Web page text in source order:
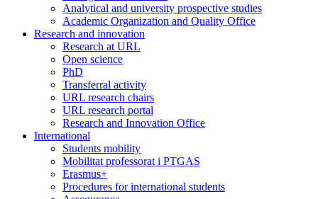
Analytical and university prospective studies
Academic Organization and Quality Office
Research and innovation
Research at URL
Open science
PhD
Transferral activity
URL research chairs
URL research portal
Research and Innovation Office
International
Students mobility
Mobilitat professorat i PTGAS
Erasmus+
Procedures for international students